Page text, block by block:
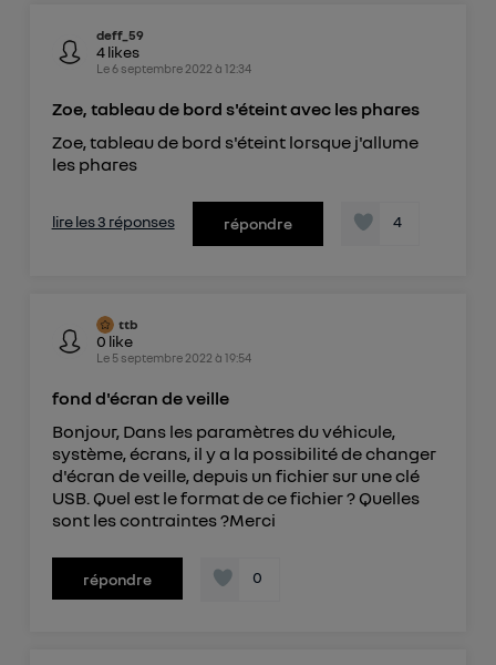
deff_59
4likes
Le6 septembre 2022 à 12:34
Zoe, tableau de bord s'éteint avec les phares
Zoe, tableau de bord s'éteint lorsque j'allume
les phares
lire les 3 réponses répondre 4
ttb
0 like
Le 5 septembre 2022 à 19:54
fond d'écran de veille
Bonjour, Dans les paramètres du véhicule,
système, écrans, il y a la possibilité de changer
d'écran de veille, depuis un fichier sur une clé
USB. Quel est le format de ce fichier ? Quelles
sont les contraintes ?Merci
répondre 0